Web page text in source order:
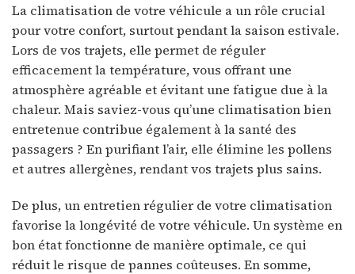
La climatisation de votre véhicule a un rôle crucial
pour votre confort, surtout pendant la saison estivale.
Lors de vos trajets, elle permet de réguler
efficacement la température, vous offrant une
atmosphère agréable et évitant une fatigue due à la
chaleur. Mais saviez-vous qu’une climatisation bien
entretenue contribue également à la santé des
passagers ? En purifiant l’air, elle élimine les pollens
et autres allergènes, rendant vos trajets plus sains.
De plus, un entretien régulier de votre climatisation
favorise la longévité de votre véhicule. Un système en
bon état fonctionne de manière optimale, ce qui
réduit le risque de pannes coûteuses. En somme,